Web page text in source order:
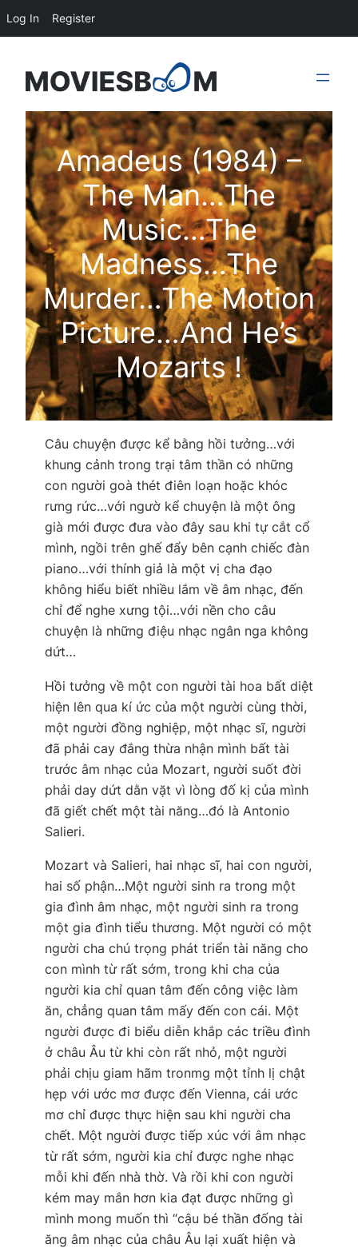
content
Amadeus (1984) –
The Man…The
Music…The
Madness…The
Murder…The Motion
Picture…And He’s
Mozarts !
Câu chuyện được kể bằng hồi tưởng…với
khung cảnh trong trại tâm thần có những
con người goà thét điên loạn hoặc khóc
rưng rức…với ngườ kể chuyện là một ông
già mới được đưa vào đây sau khi tự cắt cổ
mình, ngồi trên ghế đẩy bên cạnh chiếc đàn
piano…với thính giả là một vị cha đạo
không hiểu biết nhiều lắm về âm nhạc, đến
chỉ để nghe xưng tội…với nền cho câu
chuyện là những điệu nhạc ngân nga không
dứt…
Hồi tưởng về một con người tài hoa bất diệt
hiện lên qua kí ức của một người cùng thời,
một người đồng nghiệp, một nhạc sĩ, người
đã phải cay đắng thừa nhận mình bất tài
trước âm nhạc của Mozart, người suốt đời
phải day dứt dằn vặt vì lòng đố kị của mình
đã giết chết một tài năng…đó là Antonio
Salieri.
Mozart và Salieri, hai nhạc sĩ, hai con người,
hai số phận…Một người sinh ra trong một
gia đình âm nhạc, một người sinh ra trong
một gia đình tiểu thương. Một người có một
người cha chú trọng phát triển tài năng cho
con mình từ rất sớm, trong khi cha của
người kia chỉ quan tâm đến công việc làm
ăn, chẳng quan tâm mấy đến con cái. Một
người được đi biểu diễn khắp các triều đình
ở châu Âu từ khi còn rất nhỏ, một người
phải chịu giam hãm tronmg một tỉnh lị chật
hẹp với ước mơ được đến Vienna, cái ước
mơ chỉ được thực hiện sau khi người cha
chết. Một người được tiếp xúc với âm nhạc
từ rất sớm, người kia chỉ được nghe nhạc
mỗi khi đến nhà thờ. Và rồi khi con người
kém may mắn hơn kia đạt được những gì
mình mong muốn thì “cậu bé thần đống tài
ăng âm nhạc của châu Âu lại xuất hiện và
Log In Register